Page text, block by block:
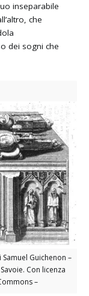
inseparabile
che
dei sogni che
Guichenon –
Con licenza
–